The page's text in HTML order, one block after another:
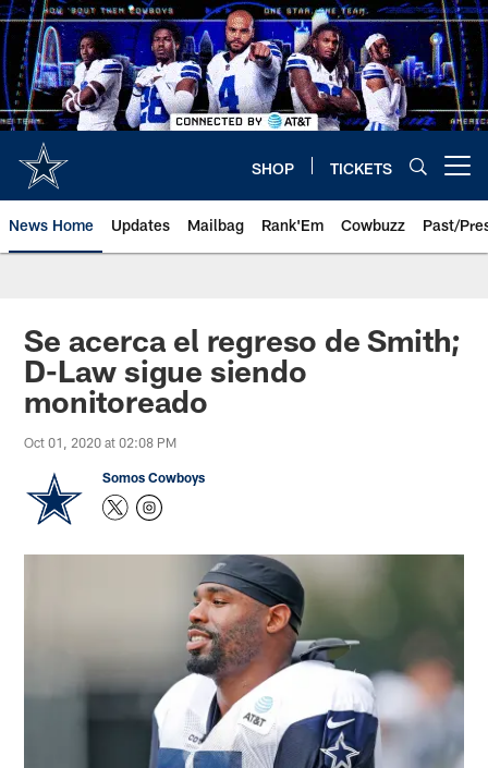
Skip
to
main
content
SHOP TICKETS
News Home Updates Mailbag Rank'Em Cowbuzz Past/
Se acerca el regreso de Smith;
D-Law sigue siendo
monitoreado
Oct 01, 2020 at 02:08 PM
Somos Cowboys